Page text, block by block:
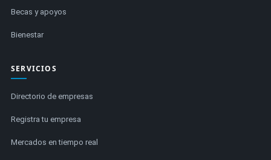
Becas y apoyos
Bienestar
SERVICIOS
Directorio de empresas
Registra tu empresa
Mercados en tiempo real